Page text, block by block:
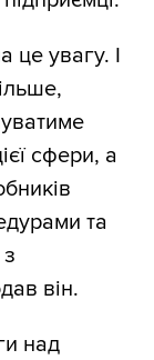
це увагу. І
сфери, а
та
він.
над